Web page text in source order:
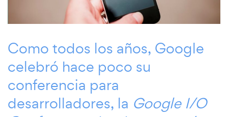
Como todos los años, Google
celebró hace poco su
conferencia para
desarrolladores, la Google I/O